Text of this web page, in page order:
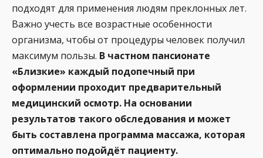
подходят для применения людям преклонных лет.
Важно учесть все возрастные особенности
организма, чтобы от процедуры человек получил
максимум пользы. В частном пансионате
«Близкие» каждый подопечный при
оформлении проходит предварительный
медицинский осмотр. На основании
результатов такого обследования и может
быть составлена программа массажа, которая
оптимально подойдёт пациенту.